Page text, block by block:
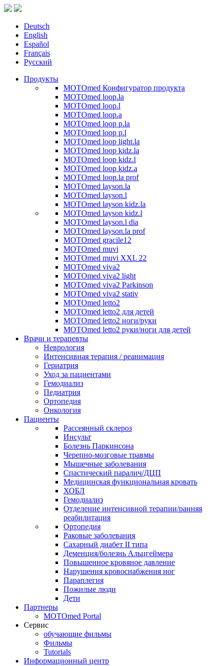
Deutsch
English
Español
Français
Русский
Продукты
MOTOmed Конфигуратор продукта
MOTOmed loop.la
MOTOmed loop.l
MOTOmed loop.a
MOTOmed loop p.la
MOTOmed loop p.l
MOTOmed loop light.la
MOTOmed loop kidz.la
MOTOmed loop kidz.l
MOTOmed loop kidz.a
MOTOmed loop.la prof
MOTOmed layson.la
MOTOmed layson.l
MOTOmed layson kidz.la
MOTOmed layson kidz.l
MOTOmed layson.l dia
MOTOmed layson.la prof
MOTOmed gracile12
MOTOmed muvi
MOTOmed muvi XXL 22
MOTOmed viva2
MOTOmed viva2 light
MOTOmed viva2 Parkinson
MOTOmed viva2 stativ
MOTOmed letto2
MOTOmed letto2 для детей
MOTOmed letto2 ноги/руки
MOTOmed letto2 руки/ноги для детей
Врачи и терапевты
Неврология
Интенсивная терапия / реанимация
Гериатрия
Уход за пациентами
Гемодиализ
Педиатрия
Ортопедия
Онкология
Пациенты
Рассеянный склероз
Инсульт
Болезнь Паркинсона
Черепно-мозговые травмы
Мышечные заболевания
Спастический паралич/ДЦП
Медицинская функциональная кровать
ХОБЛ
Гемодиализ
Отделение интенсивной терапии/ранняя
реабилитация
Ортопедия
Раковые заболевания
Сахарный диабет II типа
Деменция/болезнь Альцгеймера
Повышенное кровяное давление
Нарушения кровоснабжения ног
Параплегия
Пожилые люди
Дети
Партнеры
MOTOmed Portal
Сервис
обучающие фильмы
Фильмы
Tutorials
Информационный центр